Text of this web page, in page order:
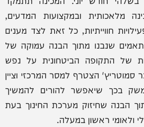
מלאכותית ובמקצועות המדעים,
חווייתיות, כל זאת לצד מענים
שנבנו מתוך הבנה עמוקה של
של התקופה הביטחונית על נפש
סמוטריץ' הצטרף למסר המרכזי וציין
בכך שיאפשר להורים להמשיך
הבנה שחיזוק מערכת החינוך בעת
ולאומי ראשון במעלה.